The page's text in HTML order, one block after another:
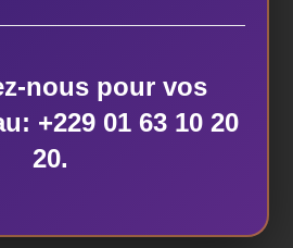
ÉCRIT PAR
nous pour vos
+229 01 63 10 20
20.